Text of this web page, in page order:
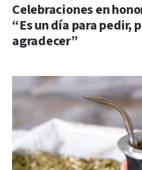
Celebraciones en
“Es un día para pedir,
agradecer”